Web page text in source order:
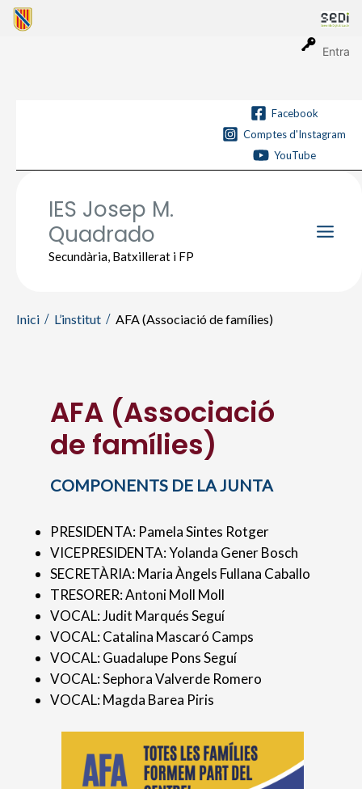
Entra
Vés
Facebook
Comptes d'Instagram
YouTube
IES Josep M.
Quadrado
Secundària, Batxillerat i FP
Inici L’institut AFA (Associació de famílies)
AFA (Associació
de famílies)
COMPONENTS DE LA JUNTA
PRESIDENTA: Pamela Sintes Rotger
VICEPRESIDENTA: Yolanda Gener Bosch
SECRETÀRIA: Maria Àngels Fullana Caballo
TRESORER: Antoni Moll Moll
VOCAL: Judit Marqués Seguí
VOCAL: Catalina Mascaró Camps
VOCAL: Guadalupe Pons Seguí
VOCAL: Sephora Valverde Romero
VOCAL: Magda Barea Piris